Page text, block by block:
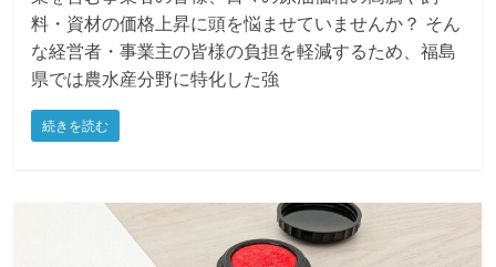
業を営む事業者の皆様、日々の原油価格の高騰や飼
料・資材の価格上昇に頭を悩ませていませんか？ そん
な経営者・事業主の皆様の負担を軽減するため、福島
県では農水産分野に特化した強